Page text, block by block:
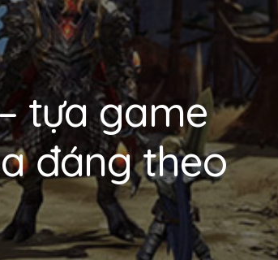
tựa game
đáng theo